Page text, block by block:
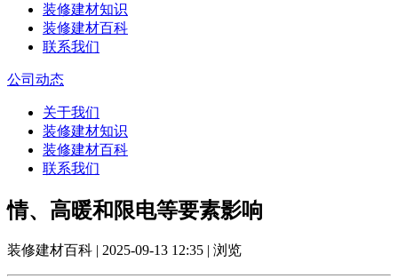
装修建材知识
装修建材百科
联系我们
公司动态
关于我们
装修建材知识
装修建材百科
联系我们
情、高暖和限电等要素影响
装修建材百科 | 2025-09-13 12:35 | 浏览